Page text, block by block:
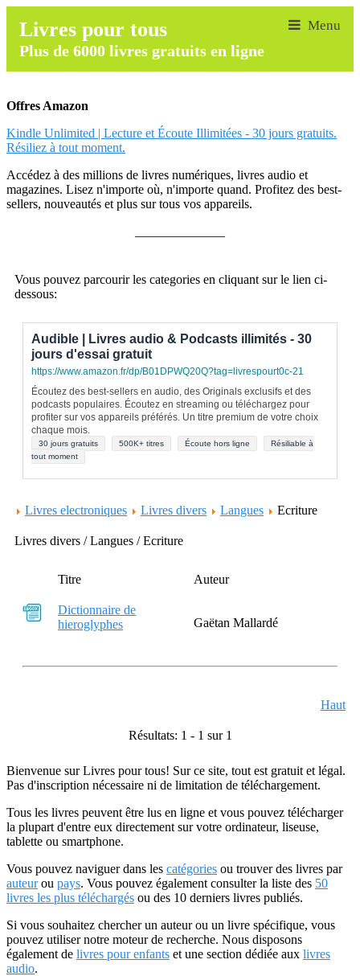
Livres pour tous
Plus de 6000 livres gratuits en ligne
Offres Amazon
Kindle Unlimited | Lecture et Écoute Illimitées - 30 jours gratuits.
Résiliez à tout moment.
Accédez à des millions de livres numériques, livres audio et
magazines. Lisez n'importe où, n'importe quand. Profitez des best-
sellers, nouveautés et plus sur tous vos appareils.
Vous pouvez parcourir les categories en cliquant sur le lien ci-
dessous:
Audible | Livres audio & Podcasts illimités - 30
jours d'essai gratuit
https://www.amazon.fr/dp/B01DPWQ20Q?tag=livrespourt0c-21
Écoutez des best-sellers en audio, des Originals exclusifs et des
podcasts populaires. Écoutez en streaming ou téléchargez pour
profiter sur vos appareils préférés. Un titre premium de votre choix
chaque mois.
30 jours gratuits 500K+ titres Écoute hors ligne
Résiliable à
tout moment
Livres electroniques Livres divers Langues Ecriture
Livres divers / Langues / Ecriture
Titre Auteur
Dictionnaire de
hieroglyphes
Gaëtan Mallardé
Haut
Résultats: 1 - 1 sur 1
Bienvenue sur Livres pour tous! Sur ce site, tout est gratuit et légal.
Pas d'inscription nécessaire ni de limitation de téléchargement.
Tous les livres peuvent être lus en ligne et vous pouvez télécharger
la plupart d'entre eux directement sur votre ordinateur, liseuse,
tablette ou smartphone.
Vous pouvez naviguer dans les catégories ou trouver des livres par
auteurou pays. Vous pouvez également consulter la liste des 50
livres les plus téléchargés ou des 10 derniers livres publiés.
Si vous souhaitez chercher un auteur ou un livre spécifique, vous
pouvez utiliser notre moteur de recherche. Nous disposons
également de livres pour enfants et une section dédiée aux livres
audio.